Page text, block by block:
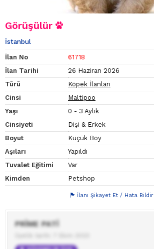
Görüşülür
İstanbul
İlan No
61718
İlan Tarihi
26 Haziran 2026
Türü
Köpek İlanları
Cinsi
Maltipoo
Yaşı
0 - 3 Aylık
Cinsiyeti
Dişi & Erkek
Boyut
Küçük Boy
Aşıları
Yapıldı
Tuvalet Eğitimi
Var
Kimden
Petshop
İlanı Şikayet Et / Hata Bildir
PRİME PATİ